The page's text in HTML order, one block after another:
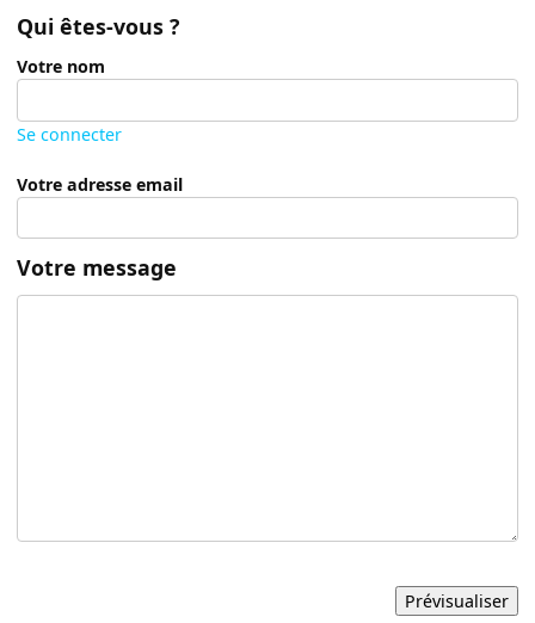
Qui êtes-vous ?
Votre nom
Se connecter
Votre adresse email
Votre message